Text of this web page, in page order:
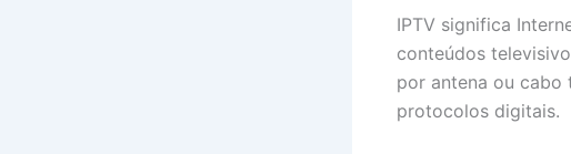
IPTV significa
conteúdos
por antena ou cabo
protocolos digitais.